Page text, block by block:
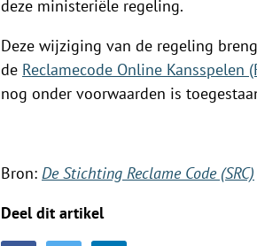
deze ministeriële regeling.
Deze wijziging van de regeling
de Reclamecode Online Kansspelen
nog onder voorwaarden is
Bron: De Stichting Reclame Code (SRC)
Deel dit artikel